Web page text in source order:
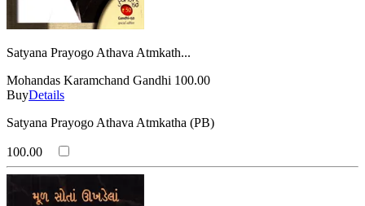
Satyana Prayogo Athava Atmkath...
Mohandas Karamchand Gandhi 100.00
BuyDetails
Satyana Prayogo Athava Atmkatha (PB)
100.00